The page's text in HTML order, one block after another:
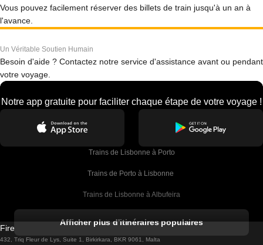
Vous pouvez facilement réserver des billets de train jusqu'à un an à
l'avance.
Un Véritable Soutien Humain
Besoin d'aide ? Contactez notre service d'assistance avant ou pendant
votre voyage.
Notre app gratuite pour faciliter chaque étape de votre voyage !
Trains de Lisbonne à Porto
Trains de Porto à Lisbonne
Trains de Lisbonne à Albufeira
Trains de Lisbonne à Lagos
Afficher plus d'itinéraires populaires
Firebird GT Limited (OC 1451)
432, Triq Fleur de Lys, Suite 1, Birkirkara, BKR 9061, Malta